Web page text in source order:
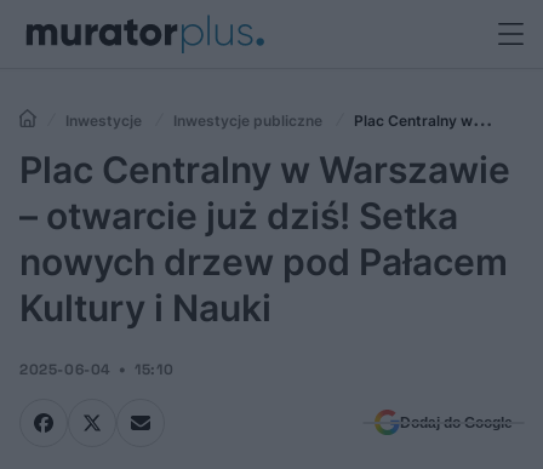
Inwestycje Inwestycje publiczne
Plac Centralny w
Warszawie – otwarcie już dziś! Setka nowych drzew pod Pałacem
Kultury i Nauki
Plac Centralny w Warszawie
– otwarcie już dziś! Setka
nowych drzew pod Pałacem
Kultury i Nauki
2025-06-04 15:10
Dodaj do Google